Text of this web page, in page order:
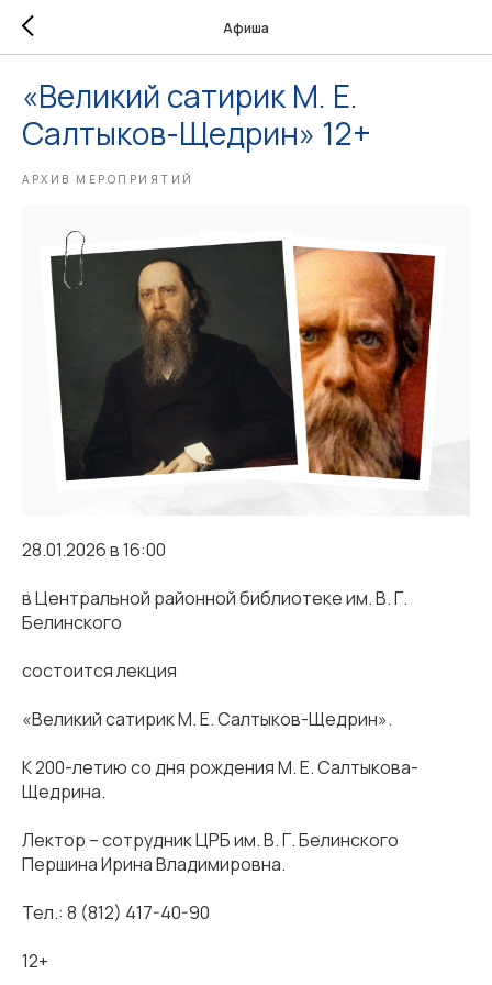
Афиша
«Великий сатирик М. Е.
Салтыков-Щедрин» 12+
АРХИВ МЕРОПРИЯТИЙ
28.01.2026 в 16:00
в Центральной районной библиотеке им. В. Г.
Белинского
состоится лекция
«Великий сатирик М. Е. Салтыков-Щедрин».
К 200-летию со дня рождения М. Е. Салтыкова-
Щедрина.
Лектор – сотрудник ЦРБ им. В. Г. Белинского
Першина Ирина Владимировна.
Тел.: 8 (812) 417-40-90
12+